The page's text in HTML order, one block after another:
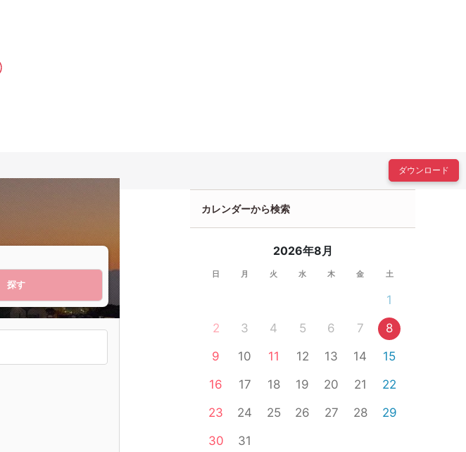
ダウンロード
探す
カレンダーから検索
2026年8月
日 月 火 水 木 金 土
1
2
3 4 5 6 7
8
9
10 11 12 13 14
15
16
17 18 19 20 21
22
23
24 25 26 27 28
29
30
31